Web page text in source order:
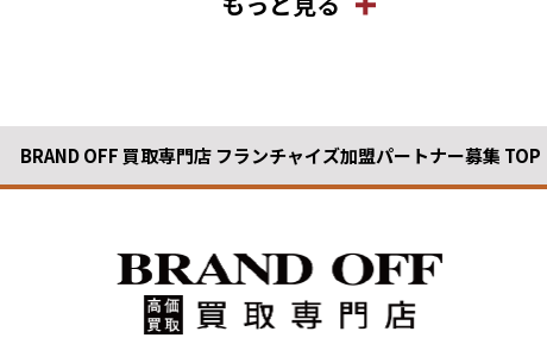
BRAND OFF 買取専門店 フランチャイズ加盟パートナー募集 TOP